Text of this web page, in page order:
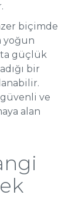
biçimde
yoğun
güçlük
bir
ve
alan